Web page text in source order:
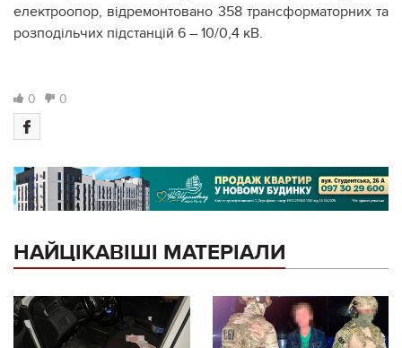
електроопор, відремонтовано 358 трансформаторних та
розподільчих підстанцій 6 – 10/0,4 кВ.
0 0
НАЙЦІКАВІШІ МАТЕРІАЛИ